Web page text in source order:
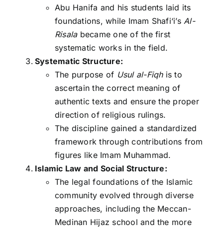
Abu Hanifa and his students laid its
foundations, while Imam Shafi‘i’sAl-
Risalabecame one of the first
systematic works in the field.
Systematic Structure:
The purpose of Usul al-Fiqhis to
ascertain the correct meaning of
authentic texts and ensure the proper
direction of religious rulings.
The discipline gained a standardized
framework through contributions from
figures like Imam Muhammad.
Islamic Law and Social Structure:
The legal foundations of the Islamic
community evolved through diverse
approaches, including the Meccan-
Medinan Hijaz school and the more